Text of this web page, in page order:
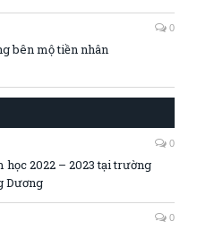
0
bên mộ tiền nhân
0
học 2022 – 2023 tại trường
Dương
0